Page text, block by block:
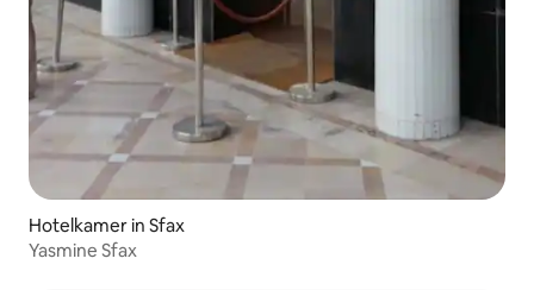
Hotelkamer in Sfax
Yasmine Sfax